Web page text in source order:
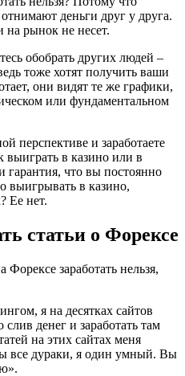
деньги друг у друга.
на рынок не несет.
обобрать других людей –
тоже хотят получить ваши
они видят те же графики,
или фундаментальном
перспективе и заработаете
выиграть в казино или в
гарантия, что вы постоянно
выигрывать в казино,
Ее нет.
статьи о Форексе
заработать нельзя,
я на десятках сайтов
денег и заработать там
на этих сайтах меня
все дураки, я один умный. Вы